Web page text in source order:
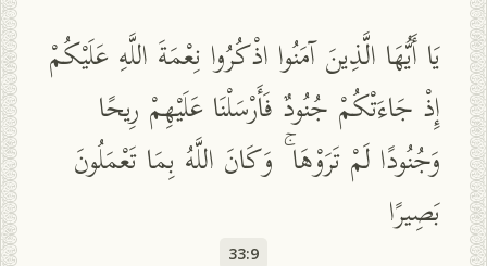
يَا أَيُّهَا الَّذِينَ آمَنُوا اذْكُرُوا نِعْمَةَ اللَّهِ عَلَيْكُمْ
إِذْ جَاءَتْكُمْ جُنُودٌ فَأَرْسَلْنَا عَلَيْهِمْ رِيحًا
وَجُنُودًا لَمْ تَرَوْهَا ۚ وَكَانَ اللَّهُ بِمَا تَعْمَلُونَ
بَصِيرًا
33:9